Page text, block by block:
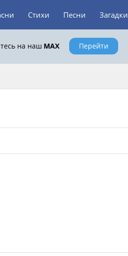
Стихи Песни Загадки
на наш MAX Перейти